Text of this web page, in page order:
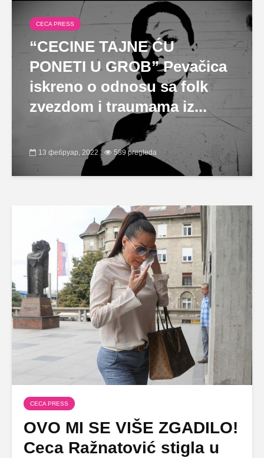
CECA PRESS
“CECINE TAJNE ĆU
PONETI U GROB” Pevačica
iskreno o odnosu sa folk
zvezdom i traumama iz...
13 фебруар, 2022 589 pregleda
CECA PRESS
OVO MI SE VIŠE ZGADILO!
Ceca Ražnatović stigla u